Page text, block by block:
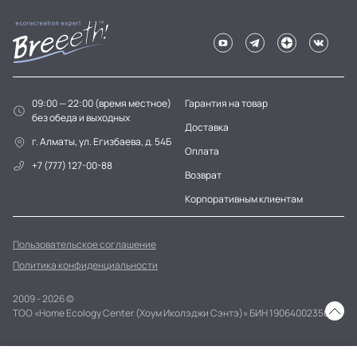
09:00 — 22:00 (время местное)
без обеда и выходных
г. Алматы, ул. Егизбаева, д. 54Б
+7 (777) 127-00-88
Гарантия на товар
Доставка
Оплата
Возврат
Корпоративным клиентам
Пользовательское соглашение
Политика конфиденциальности
2009 - 2026 ©
ТОО «Home Ecology Center (Хоум Иколэджи Сэнтэ)» БИН 190640023562